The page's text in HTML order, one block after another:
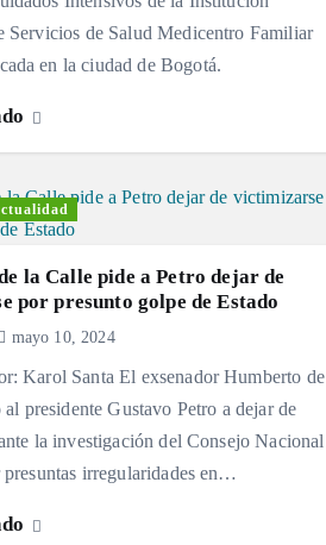
Servicios de Salud Medicentro Familiar
en la ciudad de Bogotá.
la Calle pide a Petro dejar de
por presunto golpe de Estado
mayo 10, 2024
Karol Santa El exsenador Humberto de
presidente Gustavo Petro a dejar de
la investigación del Consejo Nacional
irregularidades en…